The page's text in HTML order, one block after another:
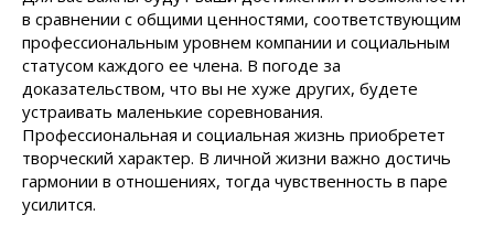
в сравнении с общими ценностями, соответствующим
профессиональным уровнем компании и социальным
статусом каждого ее члена. В погоде за
доказательством, что вы не хуже других, будете
устраивать маленькие соревнования.
Профессиональная и социальная жизнь приобретет
творческий характер. В личной жизни важно достичь
гармонии в отношениях, тогда чувственность в паре
усилится.